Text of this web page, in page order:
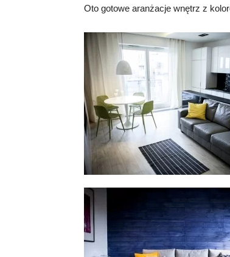
Oto gotowe aranżacje wnętrz z